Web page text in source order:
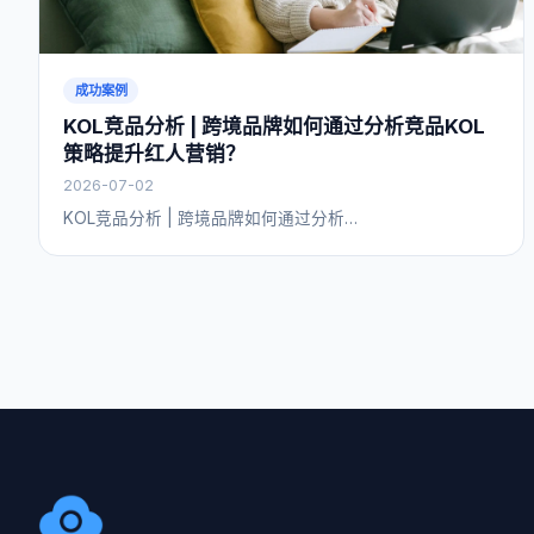
成功案例
KOL竞品分析 | 跨境品牌如何通过分析竞品KOL
策略提升红人营销？
2026-07-02
KOL竞品分析 | 跨境品牌如何通过分析…